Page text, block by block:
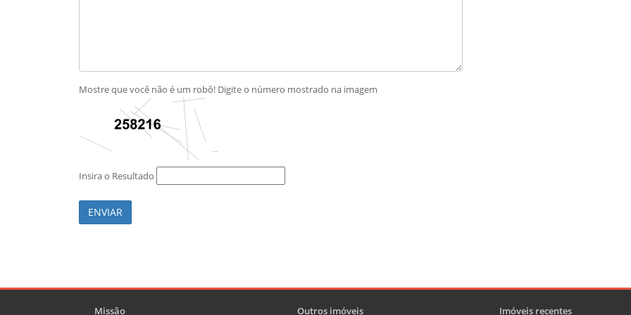
Mostre que você não é um robô! Digite o número mostrado na imagem
Insira o Resultado
ENVIAR
Missão Outros imóveis Imóveis recentes